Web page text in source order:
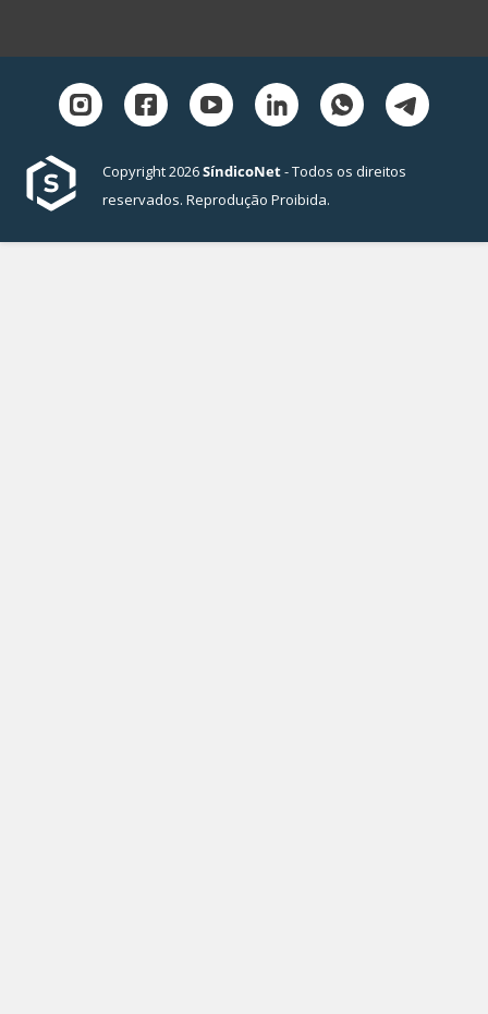
Copyright 2026SíndicoNet- Todos os direitos
reservados. Reprodução Proibida.